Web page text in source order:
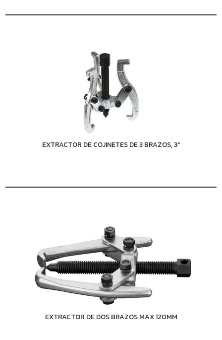
EXTRACTOR DE COJINETES DE 3 BRAZOS, 3"
EXTRACTOR DE DOS BRAZOS MAX 120MM